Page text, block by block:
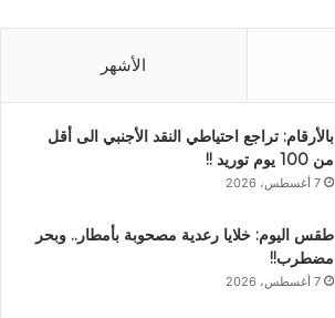
الأشهر
بالأرقام: تراجع احتياطي النقد الأجنبي الى أقل
من 100 يوم توريد !!
7 أغسطس، 2026
طقس اليوم: خلايا رعدية مصحوبة بأمطار.. وبحر
مضطرب!!
7 أغسطس، 2026